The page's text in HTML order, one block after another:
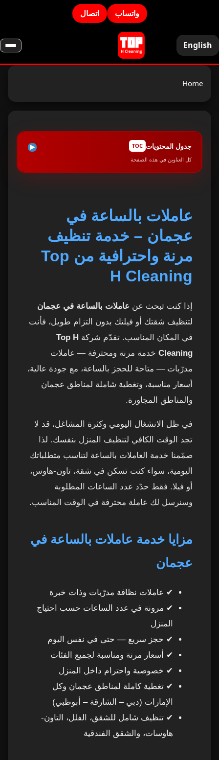
واتساب اتصال
English
Home
جدول المحتويات TOC
كل العناوين في هذه الصفحة
عدد الساعات المناسب حسب مساحة المنزل
4 خدمات مكملة يمكنك طلبها مع عاملات بالساعة
طريقة الحجز والتواصل
7 ما الفرق بين عاملات بالساعة في عجمان والخادمة
المقيمة؟
نموذج الأسعار لعاملات بالساعة في عجمان وكيف
تختار الباقة المناسبة
H Cleaning
10
عاملات بالساعة في عجمان للشقق، الفلل،
والمكاتب الصغيرة
11
روابط مهمة لخدمات بالساعة في عجمان وباقي
الإمارات
بدون تعقيد
13 متوسط أسعار العاملات بالساعة في عجمان
14 ما هي أفضل مدة لتنظيف المنزل في عجمان؟
روابط خدمات مهمة جدًا لزوار عجمان
خيارات الزيارات: يومية، أسبوعية أو شهرية
17 خدمة آمنة 100% – احترام كامل لخصوصية المنزل
مهام العاملات بالساعة في عجمان – ماذا تشمل
الخدمة؟
عاملات بالساعة في
عجمان – خدمة تنظيف
مرنة واحترافية من Top
H Cleaning
إذا كنت تبحث عن عاملات بالساعة في عجمان
لتنظيف شقتك أو فيلتك بدون التزام طويل، فأنت
في المكان المناسب. تقدّم شركة Top H
Cleaning خدمة مرنة ومحترفة — عاملات
مدرّبات — متاحة للحجز بالساعة، مع جودة عالية،
أسعار مناسبة، وتغطية شاملة لمناطق عجمان
والمناطق المجاورة.
في ظل الانشغال اليومي وكثرة المشاغل، قد لا
تجد الوقت الكافي لتنظيف المنزل بنفسك. لذا
صمّمنا خدمة العاملات بالساعة لتناسب متطلباتك
اليومية، سواء كنت تسكن في شقة، تاون-هاوس،
أو فيلا. فقط حدّد عدد الساعات المطلوبة
وسنرسل لك عاملة محترفة في الوقت المناسب.
مزايا خدمة عاملات بالساعة في
عجمان
✔ عاملات نظافة مدرّبات وذات خبرة
✔ مرونة في عدد الساعات حسب احتياج
المنزل
✔ حجز سريع — حتى في نفس اليوم
✔ أسعار مرنة ومناسبة لجميع الفئات
✔ خصوصية واحترام داخل المنزل
✔ تغطية كاملة لمناطق عجمان وكل
الإمارات (دبي – الشارقة – أبوظبي)
✔ تنظيف شامل للشقق، الفلل، التاون-
هاوسات، والشقق الفندقية